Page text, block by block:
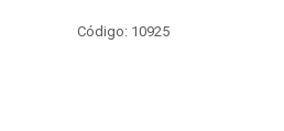
Código: 10925